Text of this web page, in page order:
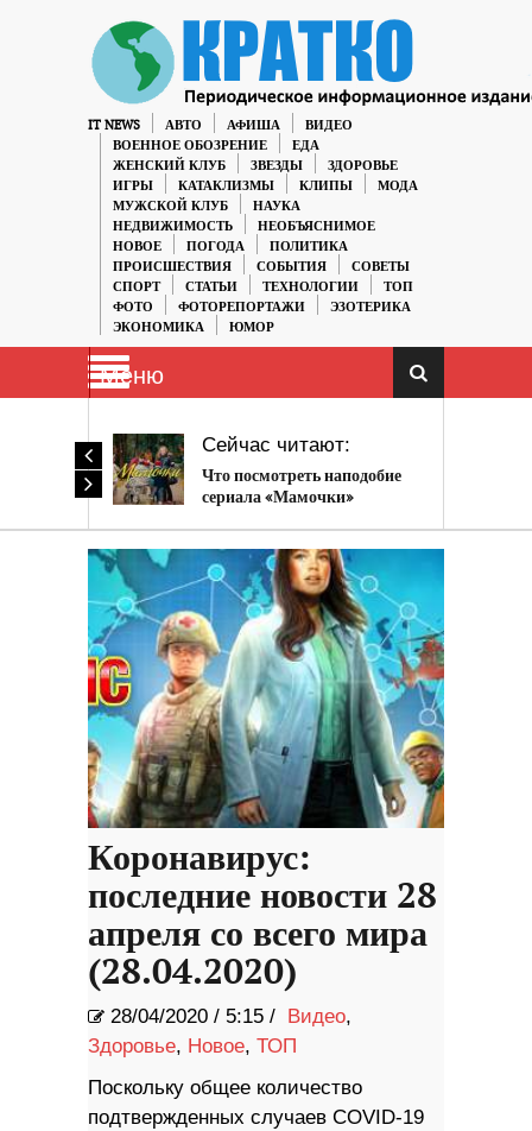
IT NEWS АВТО АФИША
ВИДЕО
ВОЕННОЕ ОБОЗРЕНИЕ
ЕДА
ЖЕНСКИЙ КЛУБ
ЗВЕЗДЫ
ЗДОРОВЬЕ
ИГРЫ
КАТАКЛИЗМЫ КЛИПЫ
МОДА
МУЖСКОЙ КЛУБ
НАУКА
НЕДВИЖИМОСТЬ
НЕОБЪЯСНИМОЕ
НОВОЕ
ПОГОДА
ПОЛИТИКА
ПРОИСШЕСТВИЯ
СОБЫТИЯ
СОВЕТЫ
СПОРТ
СТАТЬИ ТЕХНОЛОГИИ
ТОП
ФОТО
ФОТОРЕПОРТАЖИ
ЭЗОТЕРИКА
ЭКОНОМИКА
ЮМОР
Меню
Сейчас читают:
Что посмотреть наподобие
сериала «Мамочки»
Коронавирус:
последние новости 28
апреля со всего мира
(28.04.2020)
28/04/2020 / 5:15 / Видео,
Здоровье, Новое, ТОП
Поскольку общее количество
подтвержденных случаев COVID-19